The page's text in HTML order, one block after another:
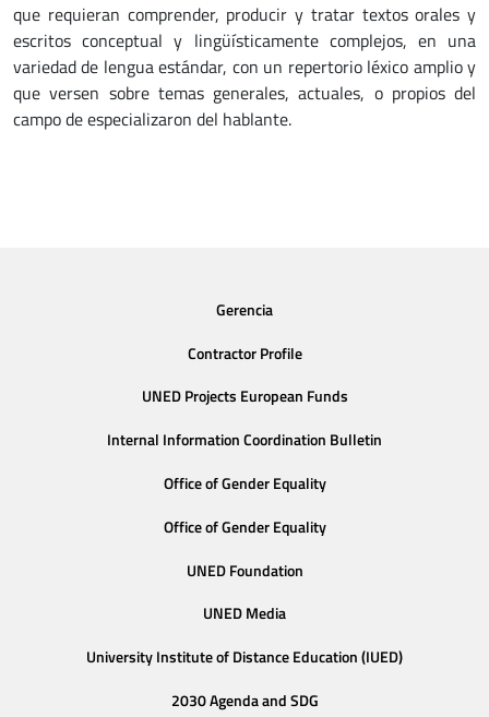
que requieran comprender, producir y tratar textos orales y
escritos conceptual y lingüísticamente complejos, en una
variedad de lengua estándar, con un repertorio léxico amplio y
que versen sobre temas generales, actuales, o propios del
campo de especializaron del hablante.
Gerencia
Contractor Profile
UNED Projects European Funds
Internal Information Coordination Bulletin
Office of Gender Equality
Office of Gender Equality
UNED Foundation
UNED Media
University Institute of Distance Education (IUED)
2030 Agenda and SDG